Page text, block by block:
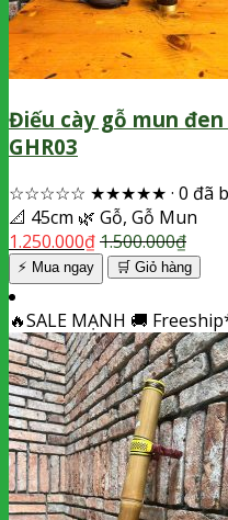
Điếu cày gỗ mun
GHR03
☆☆☆☆☆ ★★★★★ · 0 đã
📐 45cm 🌿 Gỗ, Gỗ Mun
1.250.000₫1.500.000₫
⚡ Mua ngay 🛒 Giỏ hàng
🔥SALE MẠNH 🚚